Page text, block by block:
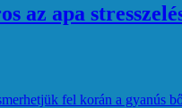
az apa
fel korán a gyanús